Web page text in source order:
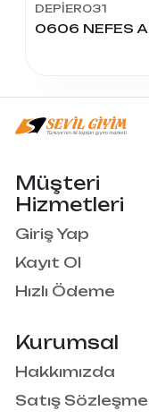
DEPİER031
0606 NEFES
Kurumsal
Hakkımızda
Satış
Müşteri
Hizmetleri
Giriş Yap
Kayıt Ol
Hızlı Ödeme